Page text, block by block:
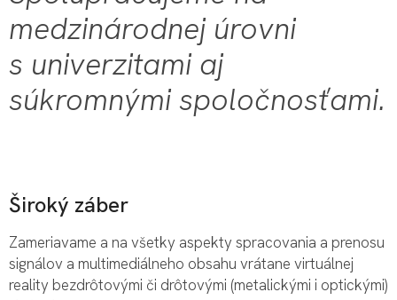
medzinárodnej úrovni
s univerzitami aj
súkromnými spoločnosťami.
Široký záber
Zameriavame a na všetky aspekty spracovania a prenosu
signálov a multimediálneho obsahu vrátane virtuálnej
reality bezdrôtovými či drôtovými (metalickými i optickými)